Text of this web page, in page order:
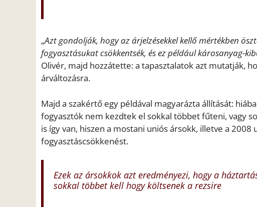
„Azt gondolják, hogy az árjelzésekkel kellő mértékben
fogyasztásukat csökkentsék, és ez például károsanyag-
Olivér, majd hozzátette: a tapasztalatok azt mutatják,
árváltozásra.
Majd a szakértő egy példával magyarázta állítását:
fogyasztók nem kezdtek el sokkal többet fűteni, vagy
is így van, hiszen a mostani uniós ársokk, illetve a
fogyasztáscsökkenést.
Ezek az ársokkok azt eredményezi, hogy a
sokkal többet kell hogy költsenek a rezsire